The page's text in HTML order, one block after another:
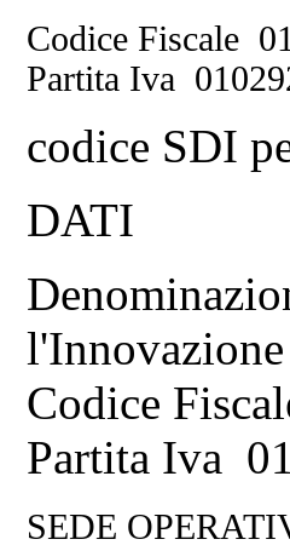
Codice Fiscale
Partita Iva
codice SDI
DATI
l'Innovazione
Codice
Partita Iva
SEDE